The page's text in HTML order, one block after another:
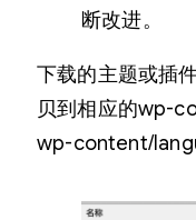
断改进。
下载的主题或插
贝到相应的wp-
wp-content/